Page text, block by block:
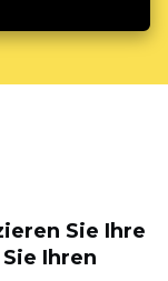
Sie Ihre
Ihren